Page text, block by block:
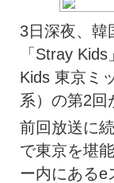
3日深夜、韓
「Stray
Kids 東京ミ
系）の第2回
前回放送に
で東京を堪
ー内にあるe